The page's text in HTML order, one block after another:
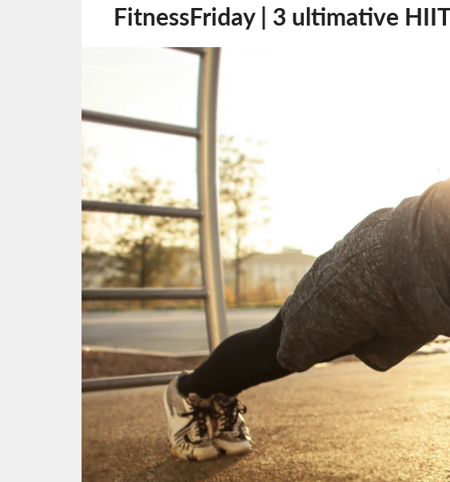
FitnessFriday | 3 ultimative